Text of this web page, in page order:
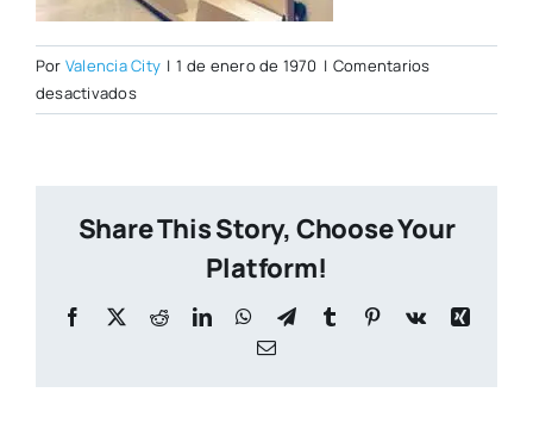
Por Valencia City | 1 de enero de 1970 | Comentarios
desactivadosen
taurino2.jpg
Share This Story, Choose Your
Platform!
Facebook
X RedditLinkedInWhatsApp
TelegramTumblr Pinterest
Vk
Xing
Correo